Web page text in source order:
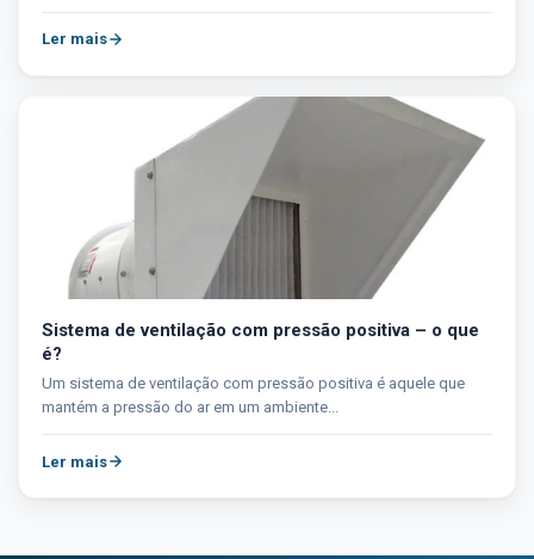
Ler mais
Sistema de ventilação com pressão positiva – o que
é?
Um sistema de ventilação com pressão positiva é aquele que
mantém a pressão do ar em um ambiente...
Ler mais